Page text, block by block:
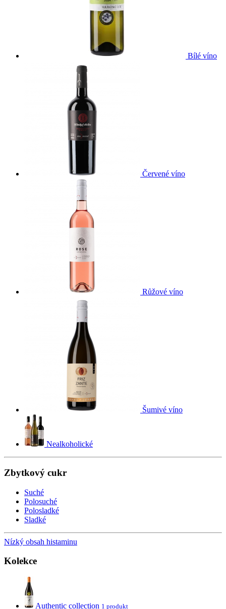
Bílé víno
Červené víno
Růžové víno
Šumivé víno
Nealkoholické
Zbytkový cukr
Suché
Polosuché
Polosladké
Sladké
Nízký obsah histaminu
Kolekce
Authentic collection 1 produkt